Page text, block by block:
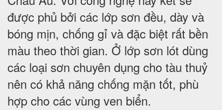
được phủ bởi các lớp sơn đều, dày và
bóng mịn, chống gỉ và đặc biệt rất bền
màu theo thời gian. Ở lớp sơn lót dùng
các loại sơn chuyên dụng cho tàu thuỷ
nên có khả năng chống mặn tốt, phù
hợp cho các vùng ven biển.